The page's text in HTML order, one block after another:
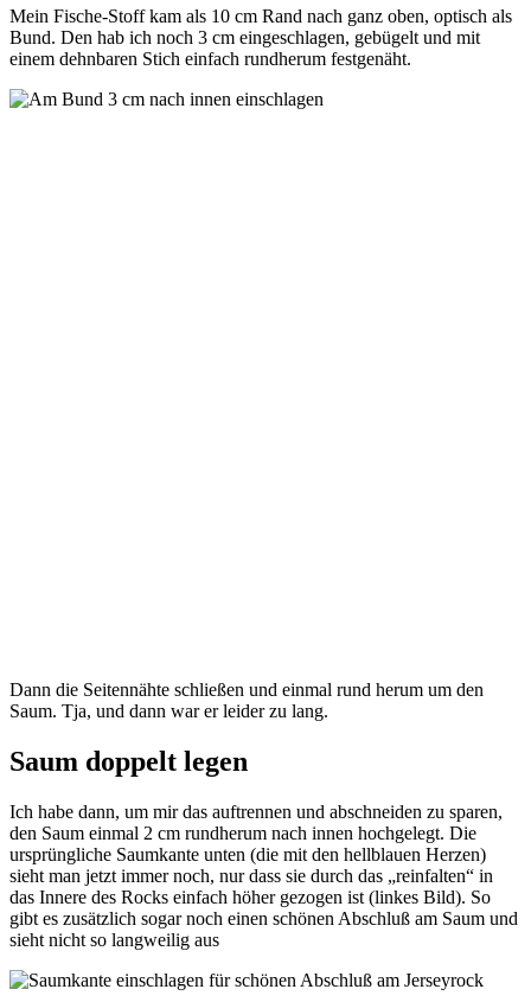
Mein Fische-Stoff kam als 10 cm Rand nach ganz oben, optisch als
Bund. Den hab ich noch 3 cm eingeschlagen, gebügelt und mit
einem dehnbaren Stich einfach rundherum festgenäht.
Dann die Seitennähte schließen und einmal rund herum um den
Saum. Tja, und dann war er leider zu lang.
Saum doppelt legen
Ich habe dann, um mir das auftrennen und abschneiden zu sparen,
den Saum einmal 2 cm rundherum nach innen hochgelegt. Die
ursprüngliche Saumkante unten (die mit den hellblauen Herzen)
sieht man jetzt immer noch, nur dass sie durch das „reinfalten“ in
das Innere des Rocks einfach höher gezogen ist (linkes Bild). So
gibt es zusätzlich sogar noch einen schönen Abschluß am Saum und
sieht nicht so langweilig aus